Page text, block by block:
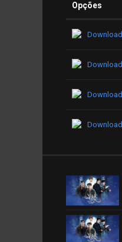
Opções
Download
Download
Download
Download